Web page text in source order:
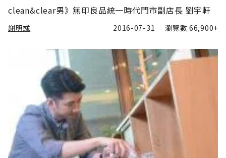
clean&clear男》無印良品統一時代門市副店長 劉宇軒
謝明彧 2016-07-31 瀏覽數66,900+